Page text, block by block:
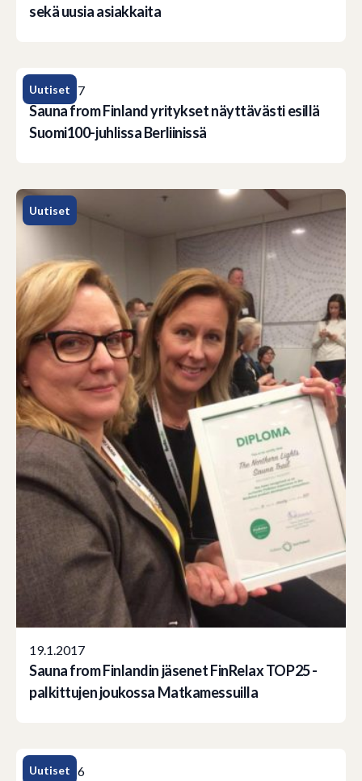
sekä uusia asiakkaita
Uutiset
27.6.2017
Sauna from Finland yritykset näyttävästi esillä
Suomi100-juhlissa Berliinissä
Uutiset
19.1.2017
Sauna from Finlandin jäsenet FinRelax TOP25 -
palkittujen joukossa Matkamessuilla
Uutiset
26.5.2016